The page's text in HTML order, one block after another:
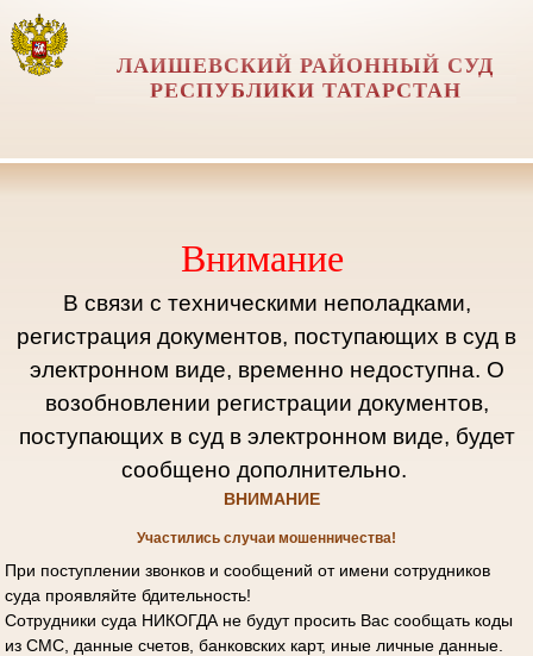
ЛАИШЕВСКИЙ РАЙОННЫЙ СУД
РЕСПУБЛИКИ ТАТАРСТАН
Внимание
В связи с техническими неполадками,
регистрация документов, поступающих в суд в
электронном виде, временно недоступна. О
возобновлении регистрации документов,
поступающих в суд в электронном виде, будет
сообщено дополнительно.
ВНИМАНИЕ
Участились случаи мошенничества!
При поступлении звонков и сообщений от имени сотрудников
суда проявляйте бдительность!
Сотрудники суда НИКОГДА не будут просить Вас сообщать коды
из СМС, данные счетов, банковских карт, иные личные данные.